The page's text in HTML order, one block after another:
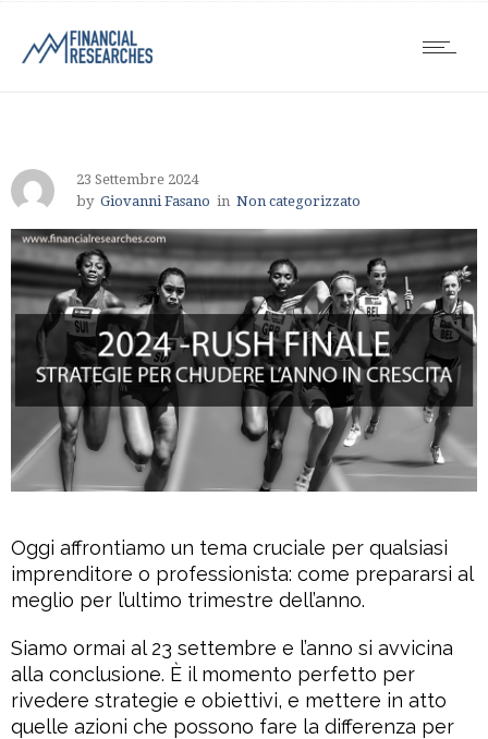
23 Settembre 2024
by Giovanni Fasano in Non categorizzato
Oggi affrontiamo un tema cruciale per qualsiasi
imprenditore o professionista: come prepararsi al
meglio per l’ultimo trimestre dell’anno.
Siamo ormai al 23 settembre e l’anno si avvicina
alla conclusione. È il momento perfetto per
rivedere strategie e obiettivi, e mettere in atto
quelle azioni che possono fare la differenza per